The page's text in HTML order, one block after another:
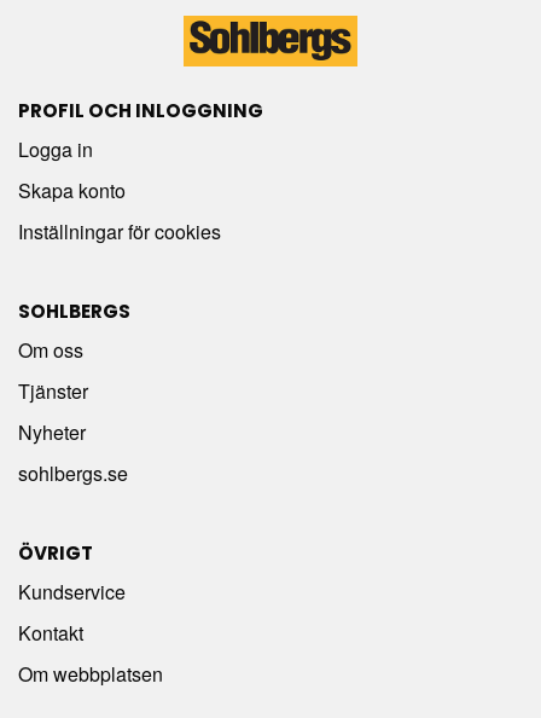
PROFIL OCH INLOGGNING
Logga in
Skapa konto
Inställningar för cookies
SOHLBERGS
Om oss
Tjänster
Nyheter
sohlbergs.se
ÖVRIGT
Kundservice
Kontakt
Om webbplatsen